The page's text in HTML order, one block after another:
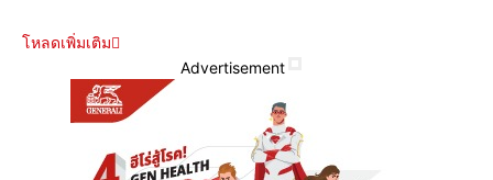
โหลดเพิ่มเติม
Advertisement